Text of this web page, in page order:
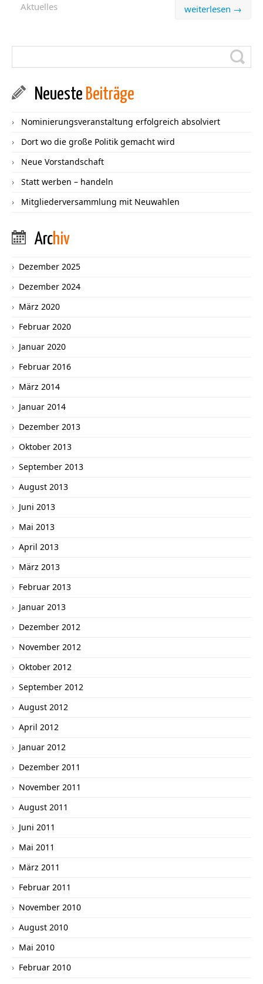
weiterlesen →
Aktuelles
Neueste Beiträge
Nominierungsveranstaltung erfolgreich absolviert
Dort wo die große Politik gemacht wird
Neue Vorstandschaft
Statt werben – handeln
Mitgliederversammlung mit Neuwahlen
Archiv
Dezember 2025
Dezember 2024
März 2020
Februar 2020
Januar 2020
Februar 2016
März 2014
Januar 2014
Dezember 2013
Oktober 2013
September 2013
August 2013
Juni 2013
Mai 2013
April 2013
März 2013
Februar 2013
Januar 2013
Dezember 2012
November 2012
Oktober 2012
September 2012
August 2012
April 2012
Januar 2012
Dezember 2011
November 2011
August 2011
Juni 2011
Mai 2011
März 2011
Februar 2011
November 2010
August 2010
Mai 2010
Februar 2010